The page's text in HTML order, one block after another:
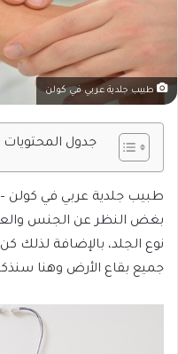
طبيب جلدية عربي في كولن
جدول المحتويات
طبيب جلدية عربي في كولن
بغض النظر عن الجنس
نوع الجلد، بالإضافة لذلك
جميع بقاع الأرض وهنا